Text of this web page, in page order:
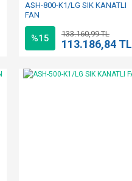
ASH-800-K1/LG SIK KANATLI
FAN
%15 133.160,99 TL
113.186,84 TL